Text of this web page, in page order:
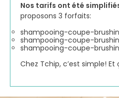
Nos tarifs ont été
proposons 3 forfaits:​
shampooing-coupe-
shampooing-coupe-
shampooing-coupe-
Chez Tchip, c’est simple! Et